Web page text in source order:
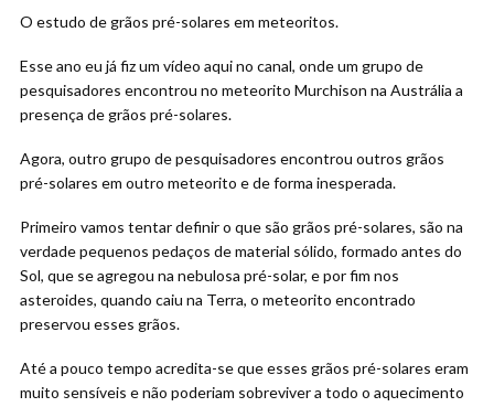
O estudo de grãos pré-solares em meteoritos.
Esse ano eu já fiz um vídeo aqui no canal, onde um grupo de
pesquisadores encontrou no meteorito Murchison na Austrália a
presença de grãos pré-solares.
Agora, outro grupo de pesquisadores encontrou outros grãos
pré-solares em outro meteorito e de forma inesperada.
Primeiro vamos tentar definir o que são grãos pré-solares, são na
verdade pequenos pedaços de material sólido, formado antes do
Sol, que se agregou na nebulosa pré-solar, e por fim nos
asteroides, quando caiu na Terra, o meteorito encontrado
preservou esses grãos.
Até a pouco tempo acredita-se que esses grãos pré-solares eram
muito sensíveis e não poderiam sobreviver a todo o aquecimento